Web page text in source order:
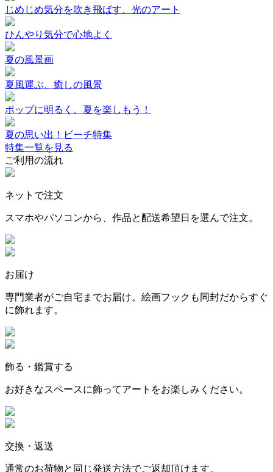
じめじめ気分を吹き飛ばす、光のアート
ひんやり気分で心地よく
夏の風景画
夏風運ぶ、癒しの風景
ポップに明るく、夏を楽しもう！
夏の思い出！ビーチ特集
特集一覧を見る
ご利用の流れ
ネットで注文
スマホやパソコンから、作品と配送希望日を選んで注文。
お届け
専門業者がご自宅までお届け。絵画フックも同封だからすぐ
に飾れます。
飾る・鑑賞する
お好きなスペースに飾ってアートをお楽しみください。
交換・返送
通常のお荷物と同じ発送方法でご返却頂けます。